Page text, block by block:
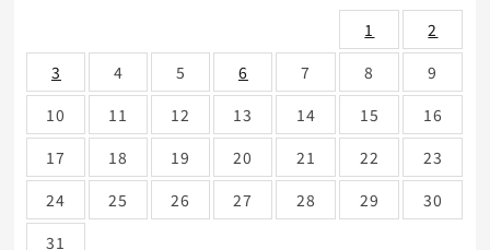
1
2
3
4 5 6 7 8
9
10
11 12 13 14 15
16
17
18 19 20 21 22
23
24
25 26 27 28 29
30
31